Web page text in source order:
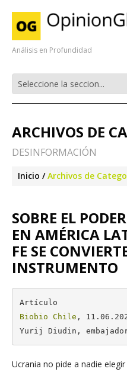
Análisis en Profundidad
ARCHIVOS DE
DESINFORMACIÓN
Inicio Archivos de
SOBRE EL
EN AMÉRICA
FE SE
INSTRUMENTO
Biobio Chile ,
Yurij Diudin,
Ucrania no pide a nadie